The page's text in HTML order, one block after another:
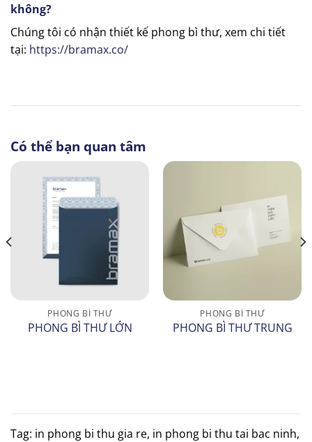
không?
Chúng tôi có nhận thiết kế phong bì thư, xem chi tiết
tại: https://bramax.co/
Có thể bạn quan tâm
PHONG BÌ THƯ
PHONG BÌ THƯ LỚN
PHONG BÌ THƯ
PHONG BÌ THƯ TRUNG
Tag: in phong bi thu gia re, in phong bi thu tai bac ninh,